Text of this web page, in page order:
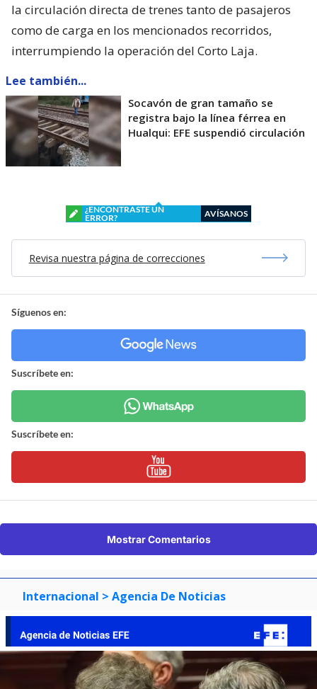
la circulación directa de trenes tanto de pasajeros
como de carga en los mencionados recorridos,
interrumpiendo la operación del Corto Laja.
Lee también...
Socavón de gran tamaño se
registra bajo la línea férrea en
Hualqui: EFE suspendió circulación
¿ENCONTRASTE UN
ERROR?
AVÍSANOS
Revisa nuestra página de correcciones
Síguenos en:
Suscríbete en:
Suscríbete en:
Mostrar Comentarios
Internacional > Agencia De Noticias